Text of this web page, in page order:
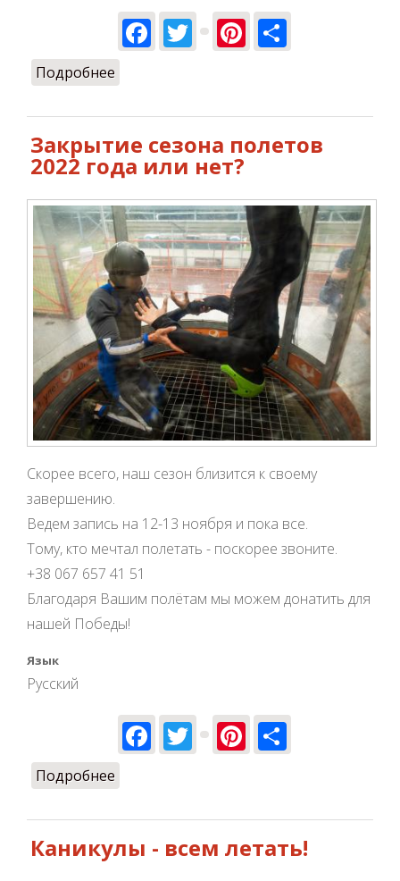
Facebook
TwitterPinterest
Подробнее
Закрытие сезона полетов
2022 года или нет?
Скорее всего, наш сезон близится к своему
завершению.
Ведем запись на 12-13 ноября и пока все.
Тому, кто мечтал полетать - поскорее звоните.
+38 067 657 41 51
Благодаря Вашим полётам мы можем донатить для
нашей Победы!
Язык
Русский
Facebook
TwitterPinterest
Подробнее
Каникулы - всем летать!